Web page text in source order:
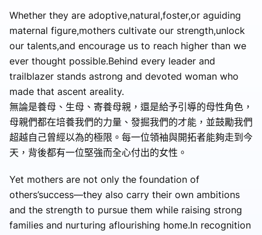
Whether they are adoptive,natural,foster,or aguiding
maternal figure,mothers cultivate our strength,unlock
our talents,and encourage us to reach higher than we
ever thought possible.Behind every leader and
trailblazer stands astrong and devoted woman who
made that ascent areality.
無論是養母、生母、寄養母親，還是給予引導的母性角色，
母親們都在培養我們的力量、發掘我們的才能，並鼓勵我們
超越自己曾經以為的極限。每一位領袖與開拓者能夠走到今
天，背後都有一位堅強而全心付出的女性。
Yet mothers are not only the foundation of
others’success—they also carry their own ambitions
and the strength to pursue them while raising strong
families and nurturing aflourishing home.In recognition